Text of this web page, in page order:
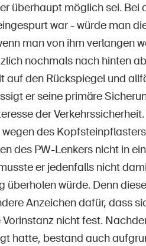
überhaupt möglich sei. Bei
war - würde man
man von ihm verlangen
nochmals nach hinten
auf den Rückspiegel und
er seine primäre
der
des
des PW-Lenkers nicht in
er jedenfalls nicht
überholen würde. Denn
Anzeichen dafür, dass
nicht fest.
hatte, bestand auch